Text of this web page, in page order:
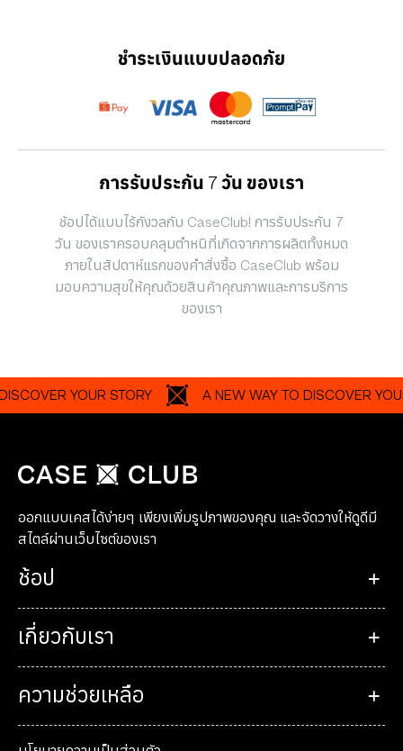
ชำระเงินแบบปลอดภัย
การรับประกัน 7 วัน ของเรา
ช้อปได้แบบไร้กังวลกับ CaseClub! การรับประกัน 7
วัน ของเราครอบคลุมตำหนิที่เกิดจากการผลิตทั้งหมด
ภายในสัปดาห์แรกของคำสั่งซื้อ CaseClub พร้อม
มอบความสุขให้คุณด้วยสินค้าคุณภาพและการบริการ
ของเรา
STORY A NEW WAY TO DISCOVER YOUR STORY
ออกแบบเคสได้ง่ายๆ เพียงเพิ่มรูปภาพของคุณ และจัดวางให้ดูดีมี
สไตล์ผ่านเว็บไซต์ของเรา
ช้อป
เกี่ยวกับเรา
ความช่วยเหลือ